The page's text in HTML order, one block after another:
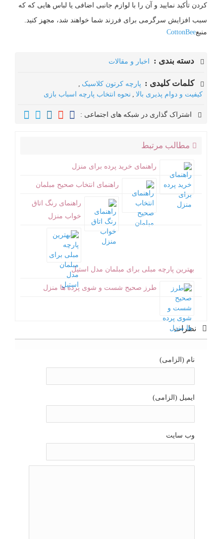
کردن تأکید نمایید و آن را با لوازم جانبی اضافی یا لباس هایی که که
سبب افزایش سرگرمی برای فرزند شما خواهند شد، مجهز کنید.
منبعCottonBee
دسته بندی : اخبار و مقالات
کلمات کلیدی : پارچه کرتون کلاسیک ,
کیفیت و دوام پذیری بالا , نحوه انتخاب پارچه اسباب بازی
اشتراک گذاری در شبکه های اجتماعی :
مطالب مرتبط
راهنمای خرید پرده برای منزل
راهنمای انتخاب صحیح مبلمان
راهنمای رنگ اتاق
خواب منزل
بهترین پارچه مبلی برای مبلمان مدل استیل
طرز صحیح شست و شوی پرده ها منزل
نظرات
نام (الزامی)
ایمیل (الزامی)
وب سایت